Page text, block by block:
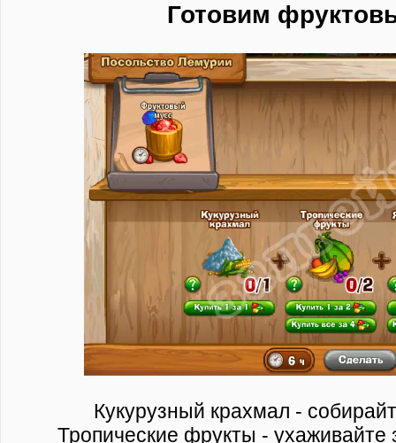
Готовим
Кукурузный крахмал -
Тропические фрукты - ухаживайте